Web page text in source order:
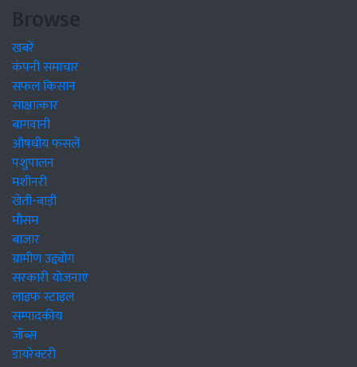
Browse
खबरें
कंपनी समाचार
सफल किसान
साक्षात्कार
बागवानी
औषधीय फसलें
पशुपालन
मशीनरी
खेती-बाड़ी
मौसम
बाजार
ग्रामीण उद्द्योग
सरकारी योजनाएं
लाइफ स्टाइल
सम्पादकीय
जॉब्स
डायरेक्टरी